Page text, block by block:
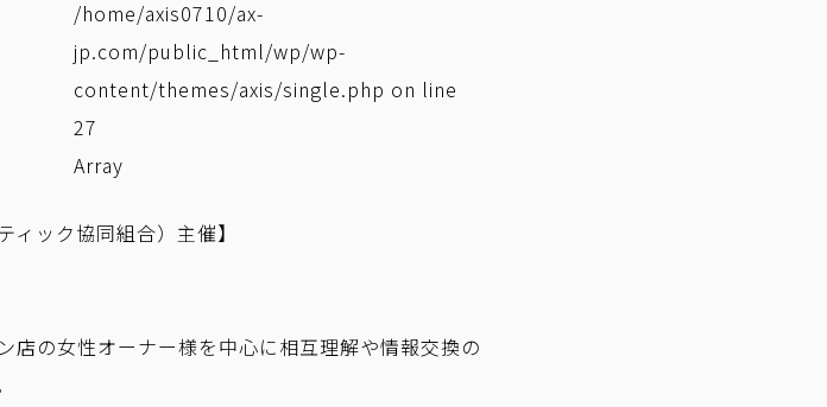
/home/axis0710/ax-
jp.com/public_html/wp/wp-
content/themes/axis/single.php on line
27
Array
ィック協同組合）主催】
店の女性オーナー様を中心に相互理解や情報交換の